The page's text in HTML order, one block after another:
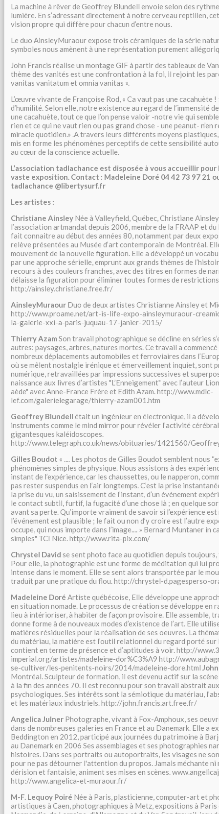
La machine à rêver de Geoffrey Blundell envoie selon des
lumière. En s’adressant directement à notre cerveau reptilien,
vision propre qui diffère pour chacun d’entre nous.
Le duo AinsleyMuraour expose trois céramiques de la série
symboles nous amènent à une représentation purement
John Francis réalise un montage GIF à partir des tableaux de
thème des vanités est une confrontation à la foi, il rejoint les
vanitas vanitatum et omnia vanitas ».
L’œuvre vivante de Françoise Rod, « Ca vaut pas une cacahuète !
d’humilité. Selon elle, notre existence au regard de l’immensité
une cacahuète, tout ce que l’on pense valoir -notre vie qui
rien et ce qui ne vaut rien ou pas grand chose - une peanut- n’en
miracle quotidien.» .A travers leurs différents moyens
mis en forme les phénomènes perceptifs de cette sensibilité
au cœur de la conscience actuelle.
L’association tadlachance est disposée à vous accueillir
vaste exposition. Contact : Madeleine Doré 04 42 73 97 21
tadlachance @libertysurf.fr
Les artistes :
Christiane Ainsley Née à Valleyfield, Québec, Christiane
l’association artmandat depuis 2006, membre de la FRAAP et
fait connaitre au début des années 80, notamment par deux
relève présentées au Musée d’art contemporain de Montréal.
mouvement de la nouvelle figuration. Elle a développé un
par une approche sérielle, emprunt aux grands thèmes de
recours à des couleurs franches, avec des titres en formes de
délaisse la figuration pour éliminer toutes formes de
http://ainsley.christiane.free.fr/
AinsleyMuraour Duo de deux artistes Christianne Ainsley et
http://www.proame.net/art-is-life-expo-ainsleymuraour-
la-galerie-xxi-a-paris-juquau-17-janier-2015/
Thierry Azam Son travail photographique se décline en séries
autres: paysages, arbres, natures mortes. Ce travail a commencé
nombreux déplacements automobiles et ferroviaires dans
où se mêlent nostalgie irénique et émerveillement inquiet, sont
numérique, retravaillées par impressions successives et
naissance aux livres d’artistes "L’Enneigement" avec l’auteur
aède" avec Anne-France Frère et Edith Azam. http://www.mdlc-
lef.com/galerielegarage/thierry-azam001.htm
Geoffrey Blundell était un ingénieur en électronique, il a
instruments comme le mind mirror pour révéler l’activité
gigantesques kaléidoscopes.
http://www.telegraph.co.uk/news/obituaries/1421560/
Gilles Boudot « .... Les photos de Gilles Boudot semblent nous
phénomènes simples de physique. Nous assistons à des
instant de l’expérience, car les chaussettes, ou le napperon,
pas rester suspendus en l’air longtemps. C’est la prise
la prise du vu, un saisissement de l’instant, d’un événement
le contact subtil, furtif, la fugacité d’une chose là ; en quelque
avant sa perte. Qu’importe vraiment de savoir si l’expérience
l’événement est plausible ; le fait ou non d’y croire est l’autre
occupe, qui nous importe dans l’image.... » Bernard Muntaner in
simples" TCI Nice. http://www.rita-pix.com/
Chrystel David se sent photo face au quotidien depuis
Pour elle, la photographie est une forme de méditation qui lui
intense dans le moment. Elle se sent alors transportée par le
traduit par une pratique du flou. http://chrystel-d.pagesperso-
Madeleine Doré Artiste québécoise, Elle développe une
en situation nomade. Le processus de création se développe en
lieu à intérioriser, à habiter de façon provisoire. Elle assemble,
donne forme à de nouveaux modes d’existence de l’art. Elle
matières résiduelles pour la réalisation de ses oeuvres. La
du matériau, la matière est l’outil relationnel du regard porté sur
contient en terme de présence et d’aptitudes à voir. http://
imperial.org/artistes/madeleine-dor%C3%A9 http://
se-cultiver/les-penitents-noirs/2014/madeleine-dore.html
Montréal. Sculpteur de formation, il est devenu actif sur la
à la fin des années 70. Il est reconnu pour son travail abstrait
psychologiques. Ses intérêts sont la sémiotique du matériau,
et les matériaux industriels. http://john.francis.art.free.fr/
Angelica Julner Photographe, vivant à Fox-Amphoux, ses
dans de nombreuses galeries en France et au Danemark. Elle a
Beddington en 2012, participé aux journées du patrimoine à
au Danemark en 2006 Ses assemblages et ses photographies
histoires. Dans ses portraits ou autoportraits, les visages ne
pour ne pas détourner l'attention du propos. Jamais méchante ni
dérision et fantaisie, animent ses mises en scènes.
http://www.angelica-et-muraour.fr/
M-F. Lequoy Poiré Née à Paris, plasticienne, computer-art et
artistiques à Caen, photographiques à Metz, expositions à Paris